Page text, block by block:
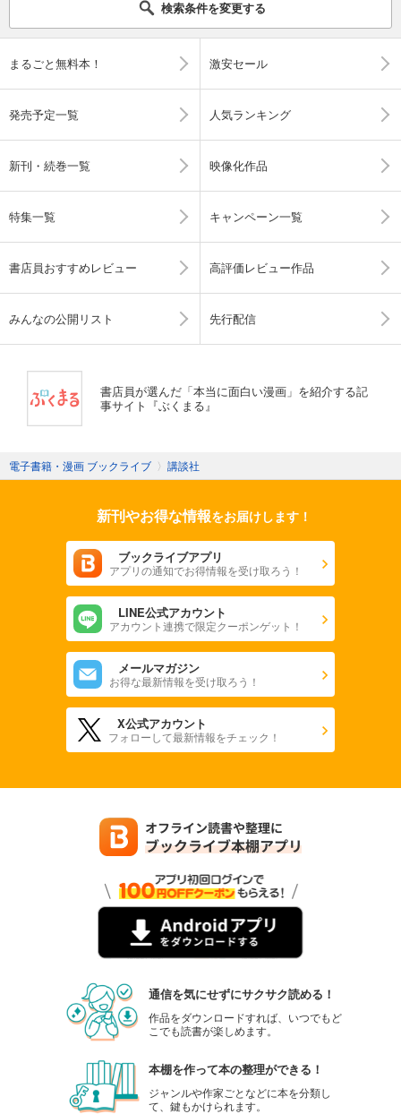
検索条件を変更する
まるごと無料本！ 激安セール
発売予定一覧 人気ランキング
新刊・続巻一覧 映像化作品
特集一覧 キャンペーン一覧
書店員おすすめレビュー 高評価レビュー作品
みんなの公開リスト 先行配信
書店員が選んだ「本当に面白い漫画」を紹介する記
事サイト『ぶくまる』
電子書籍・漫画 ブックライブ 〉 講談社
新刊やお得な情報をお届けします！
ブックライブアプリ
アプリの通知でお得情報を受け取ろう！
LINE公式アカウント
アカウント連携で限定クーポンゲット！
メールマガジン
お得な最新情報を受け取ろう！
X公式アカウント
フォローして最新情報をチェック！
通信を気にせずにサクサク読める！
作品をダウンロードすれば、いつでもど
こでも読書が楽しめます。
本棚を作って本の整理ができる！
ジャンルや作家ごとなどに本を分類し
て、鍵もかけられます。